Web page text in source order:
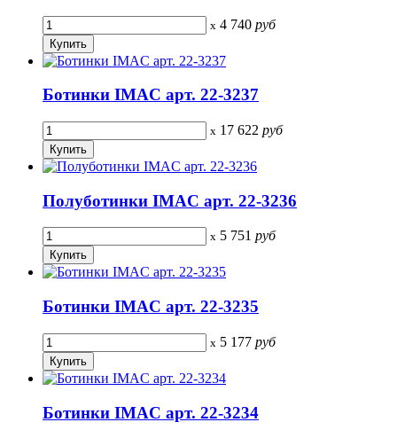
x 4 740 руб
Ботинки IMAC арт. 22-3237
x 17 622 руб
Полуботинки IMAC арт. 22-3236
x 5 751 руб
Ботинки IMAC арт. 22-3235
x 5 177 руб
Ботинки IMAC арт. 22-3234